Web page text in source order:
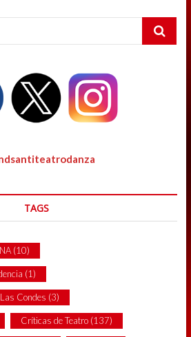
Search
TAGS
(10)
(1)
Condes (3)
Críticas de Teatro(137)